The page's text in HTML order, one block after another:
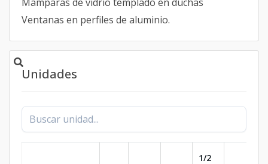
Ventanas en perfiles de aluminio.
Unidades
1/2